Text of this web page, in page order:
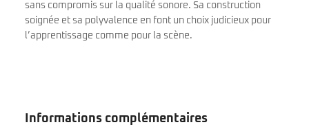
sans compromis sur la qualité sonore. Sa construction
soignée et sa polyvalence en font un choix judicieux pour
l’apprentissage comme pour la scène.
Informations complémentaires